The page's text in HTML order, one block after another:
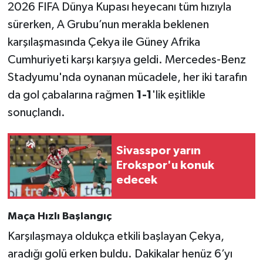
2026 FIFA Dünya Kupası heyecanı tüm hızıyla
sürerken, A Grubu’nun merakla beklenen
karşılaşmasında Çekya ile Güney Afrika
Cumhuriyeti karşı karşıya geldi. Mercedes-Benz
Stadyumu'nda oynanan mücadele, her iki tarafın
da gol çabalarına rağmen 1-1 'lik eşitlikle
sonuçlandı.
Sivasspor yarın
Erokspor'u konuk
edecek
Maça Hızlı Başlangıç
Karşılaşmaya oldukça etkili başlayan Çekya,
aradığı golü erken buldu. Dakikalar henüz 6’yı